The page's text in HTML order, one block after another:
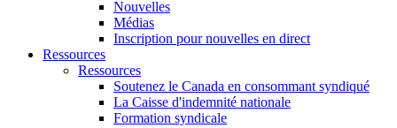
Nouvelles
Médias
Inscription pour nouvelles en direct
Ressources
Ressources
Soutenez le Canada en consommant syndiqué
La Caisse d'indemnité nationale
Formation syndicale